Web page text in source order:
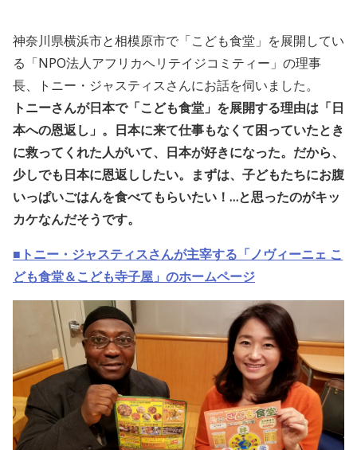
神奈川県横浜市と相模原市で「こども食堂」を展開してい
る「NPO法人アフリカヘリテイジコミティー」の理事
長、トニー・ジャスティスさんにお話を伺いました。
トニーさんが日本で「こども食堂」を展開する理由は「日
本への恩返し」。日本に来て仕事もなくて困っていたとき
に救ってくれた人がいて、日本が好きになった。だから、
少しでも日本に恩返ししたい。まずは、子どもたちにお腹
いっぱいごはんを食べてもらいたい！…と思ったのがキッ
カケなんだそうです。
■トニー・ジャスティスさんが主宰する「ノヴィーニェ こ
ども食堂＆こども寺子屋」のホームページ